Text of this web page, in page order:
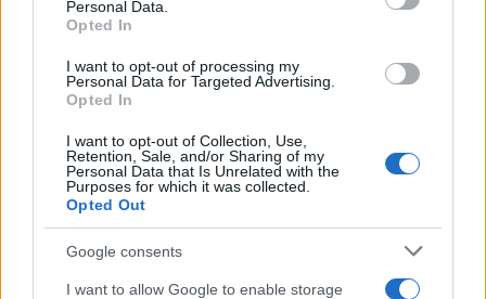
Personal Data.
Opted In
I want to opt-out of processing my
Personal Data for Targeted Advertising.
Opted In
I want to opt-out of Collection, Use,
Retention, Sale, and/or Sharing of my
Personal Data that Is Unrelated with the
Purposes for which it was collected.
Opted Out
Google consents
I want to allow Google to enable storage
FLASH FOCUS